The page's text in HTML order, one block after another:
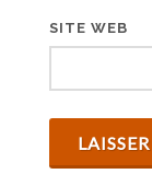
SITE WEB